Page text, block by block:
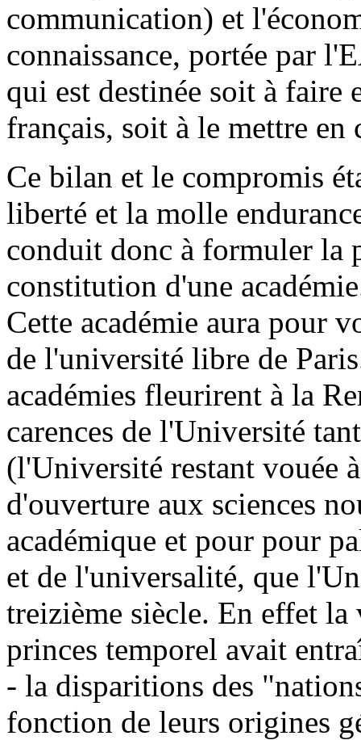
communication) et
connaissance, portée par
qui est destinée soit à
français, soit à le mettre en
Ce bilan et le compromis
liberté et la molle
conduit donc à formuler la
constitution d'une
Cette académie aura pour
de l'université libre de
académies fleurirent à la
carences de l'Université
(l'Université restant vouée
d'ouverture aux sciences
académique et pour pour
et de l'universalité, que
treizième siècle. En effet la
princes temporel avait
- la disparitions des
fonction de leurs origines